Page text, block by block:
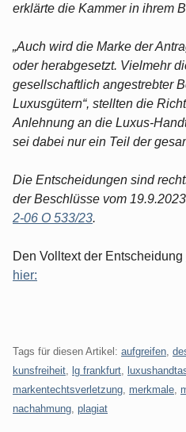
erklärte die Kammer in ihrem
„Auch wird die Marke der
oder herabgesetzt. Vielmehr
gesellschaftlich angestrebter
Luxusgütern“, stellten die
Anlehnung an die Luxus-
sei dabei nur ein Teil der
Die Entscheidungen sind
der Beschlüsse vom
2-06 O 533/23.
Den Volltext der Entscheidung
hier:
Tags für diesen Artikel: aufgreifen
kunsfreiheit
lg frankfurt
markentechtsverletzung merkmale
nachahmung plagiat